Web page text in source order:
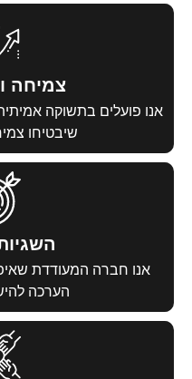
צמיחה והתלהבות
בתשוקה אמיתית להוביל
שיבטיחו צמיחה וביצועי
השגיות והשמה
המעודדת שאיפה לקידום
הערכה להישגים